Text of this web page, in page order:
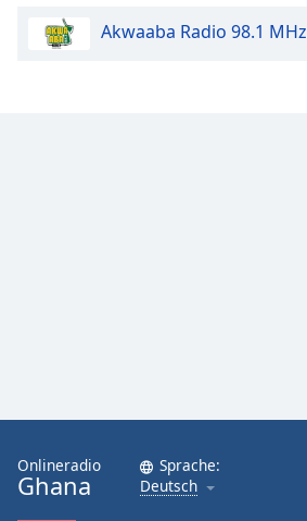
window.
Akwaaba Radio 98.1 MHz
Onlineradio
Ghana
Sprache:
Deutsch